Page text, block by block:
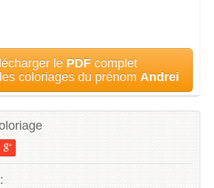
le PDF complet
coloriages du prénom Andrei